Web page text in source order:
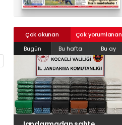
Çok okunan
Çok yorumlanan
Bugün
Bu hafta Bu ay